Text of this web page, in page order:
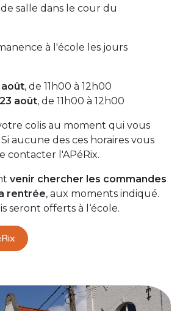
salle dans le cour du
à l'école les jours
août, de 11h00 à 12h00
août, de 11h00 à 12h00
colis au moment qui vous
aucune des ces horaires vous
contacter l'APéRix.
venir chercher les commandes
rentrée, aux moments indiqué.
seront offerts à l‘école.